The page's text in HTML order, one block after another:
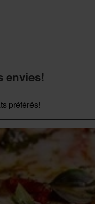
envies!
préférés!